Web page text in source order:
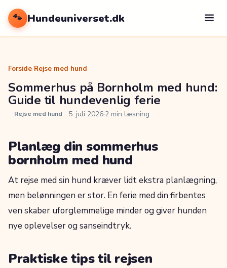
🐾 Hundeuniverset.dk
Forside Rejse med hund
Sommerhus på Bornholm med hund:
Guide til hundevenlig ferie
Rejse med hund 5. juli 2026·2 min læsning
Planlæg din sommerhus
bornholm med hund
At rejse med sin hund kræver lidt ekstra planlægning,
men belønningen er stor. En ferie med din firbentes
ven skaber uforglemmelige minder og giver hunden
nye oplevelser og sanseindtryk.
Praktiske tips til rejsen